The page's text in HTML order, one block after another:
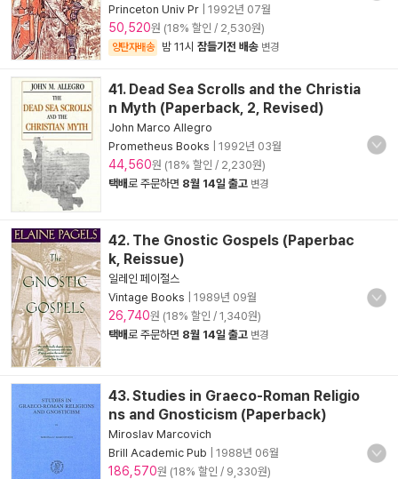
Princeton Univ Pr
1992년 07월
50,520원 (18% 할인 / 2,530원)
양탄자배송 밤 11시 잠들기전 배송 변경
41. Dead Sea Scrolls and the Christia
n Myth (Paperback, 2, Revised)
John Marco Allegro
Prometheus Books
1992년 03월
44,560원 (18% 할인 / 2,230원)
택배로 주문하면 8월 14일 출고 변경
42. The Gnostic Gospels (Paperbac
k, Reissue)
일레인 페이절스
Vintage Books
1989년 09월
26,740원 (18% 할인 / 1,340원)
택배로 주문하면 8월 14일 출고 변경
43. Studies in Graeco-Roman Religio
ns and Gnosticism (Paperback)
Miroslav Marcovich
Brill Academic Pub
1988년 06월
186,570원 (18% 할인 / 9,330원)